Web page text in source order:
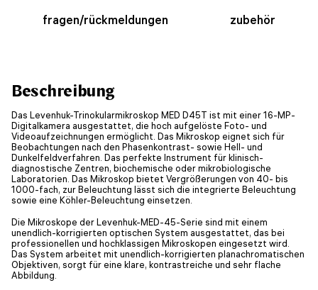
fragen/rückmeldungen zubehör
Beschreibung
Das Levenhuk-Trinokularmikroskop MED D45T ist mit einer 16-MP-
Digitalkamera ausgestattet, die hoch aufgelöste Foto- und
Videoaufzeichnungen ermöglicht. Das Mikroskop eignet sich für
Beobachtungen nach den Phasenkontrast- sowie Hell- und
Dunkelfeldverfahren. Das perfekte Instrument für klinisch-
diagnostische Zentren, biochemische oder mikrobiologische
Laboratorien. Das Mikroskop bietet Vergrößerungen von 40- bis
1000-fach, zur Beleuchtung lässt sich die integrierte Beleuchtung
sowie eine Köhler-Beleuchtung einsetzen.
Die Mikroskope der Levenhuk-MED-45-Serie sind mit einem
unendlich-korrigierten optischen System ausgestattet, das bei
professionellen und hochklassigen Mikroskopen eingesetzt wird.
Das System arbeitet mit unendlich-korrigierten planachromatischen
Objektiven, sorgt für eine klare, kontrastreiche und sehr flache
Abbildung.